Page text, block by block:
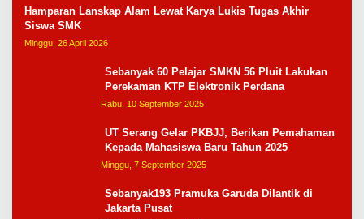
Hamparan Lanskap Alam Lewat Karya Lukis Tugas Akhir
Siswa SMK
Minggu, 26 April 2026
Sebanyak 60 Pelajar SMKN 56 Pluit Lakukan
Perekaman KTP Elektronik Perdana
Rabu, 10 September 2025
UT Serang Gelar PKBJJ, Berikan Pemahaman
Kepada Mahasiswa Baru Tahun 2025
Minggu, 7 September 2025
Sebanyak193 Pramuka Garuda Dilantik di
Jakarta Pusat